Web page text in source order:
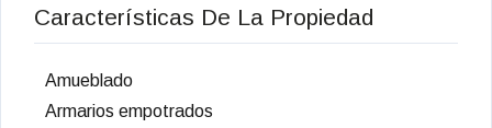
Características De La Propiedad
Amueblado
Armarios empotrados